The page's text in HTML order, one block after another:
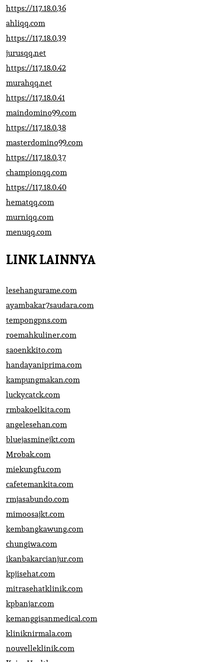
https://117.18.0.36
ahliqq.com
https://117.18.0.39
jurusqq.net
https://117.18.0.42
murahqq.net
https://117.18.0.41
maindomino99.com
https://117.18.0.38
masterdomino99.com
https://117.18.0.37
championqq.com
https://117.18.0.40
hematqq.com
murniqq.com
menuqq.com
LINK LAINNYA
lesehangurame.com
ayambakar7saudara.com
tempongpns.com
roemahkuliner.com
saoenkkito.com
handayaniprima.com
kampungmakan.com
luckycatck.com
rmbakoelkita.com
angelesehan.com
bluejasminejkt.com
Mrobak.com
miekungfu.com
cafetemankita.com
rmjasabundo.com
mimoosajkt.com
kembangkawung.com
chungiwa.com
ikanbakarcianjur.com
kpjisehat.com
mitrasehatklinik.com
kpbanjar.com
kemanggisanmedical.com
kliniknirmala.com
nouvelleklinik.com